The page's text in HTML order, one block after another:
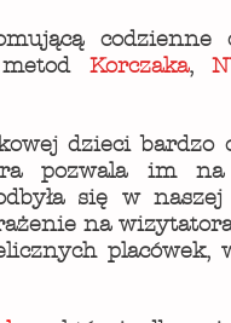
metodKorczaka,
dzieci bardzo
pozwala im na
się w
na
placówek,